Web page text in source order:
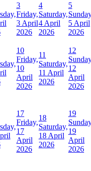
3
Friday,
3 April
2026
4
Saturday,
4 April
2026
5
5 April
2026
10
Friday,
10
April
2026
11
Saturday,
11 April
2026
12
12
April
2026
17
Friday,
17
April
2026
18
Saturday,
18 April
2026
19
19
April
2026